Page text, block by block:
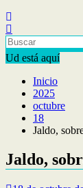
Ud está aquí
Inicio
2025
octubre
18
Jaldo,
Jaldo,